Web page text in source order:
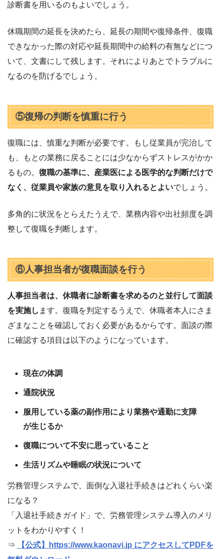
診断書を用いるのもよいでしょう。
休職期間の延長を決めたら、延長の期間や復帰条件、復職
できなかった際の対応や延長期間中の給料の有無などにつ
いて、文書にして残します。それによりあとでトラブルに
なるのを防げるでしょう。
⑤復帰の判断を慎重に行う
復職には、慎重な判断が必要です。もし従業員が完治して
も、もとの業務に戻ることには少なからずストレスがかか
るもの。 復職の基準に、産業医による医学的な判断だけで
なく、従業員や家族の意見を取り入れるとよいでしょう。
多角的に状況をとらえたうえで、業務内容や出社頻度を調
整して復職を判断します。
⑥人事担当者が復職面談を行う
人事担当者は、休職者に診断書を求めるのと並行して面談
を実施し ます。復職を判定するうえで、休職者本人にさま
ざまなことを確認しておく必要があるからです。面談の際
に確認する項目は以下のようになっています。
現在の体調
通院状況
服用している薬の副作用により業務や通勤に支障
が生じるか
復職について不安に思っていること
生活リズムや睡眠の状況について
労務管理システムで、面倒な入退社手続きはどれくらい楽
になる？
「入退社手続きガイド」で、労務管理システム導入のメリ
ットをわかりやすく！
⇒
【公式】https://www.kaonavi.jp にアクセスしてPDFを